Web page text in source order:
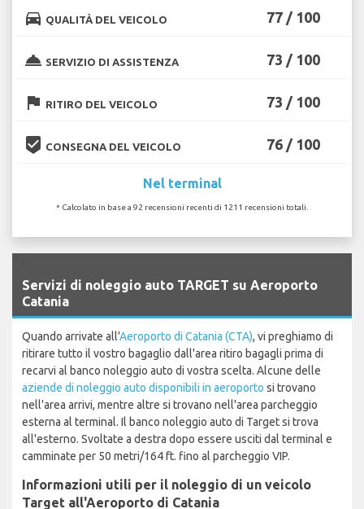
directions_car QUALITÀ DEL VEICOLO 77 / 100
room_service SERVIZIO DI ASSISTENZA 73 / 100
flag RITIRO DEL VEICOLO 73 / 100
beenhere CONSEGNA DEL VEICOLO 76 / 100
Nel terminal
* Calcolato in base a 92 recensioni recenti di 1211 recensioni totali.
Servizi di noleggio auto TARGET su Aeroporto
Catania
Quando arrivate all'Aeroporto di Catania (CTA), vi preghiamo di
ritirare tutto il vostro bagaglio dall'area ritiro bagagli prima di
recarvi al banco noleggio auto di vostra scelta. Alcune delle
aziende di noleggio auto disponibili in aeroporto si trovano
nell'area arrivi, mentre altre si trovano nell'area parcheggio
esterna al terminal. Il banco noleggio auto di Target si trova
all'esterno. Svoltate a destra dopo essere usciti dal terminal e
camminate per 50 metri/164 ft. fino al parcheggio VIP.
Informazioni utili per il noleggio di un veicolo
Target all'Aeroporto di Catania